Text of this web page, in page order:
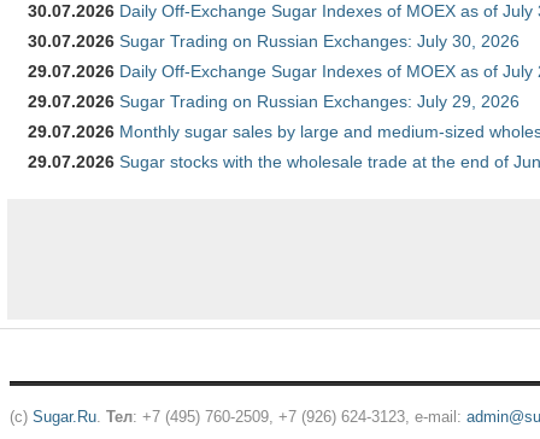
30.07.2026 Daily Off-Exchange Sugar Indexes of MOEX as of July
30.07.2026 Sugar Trading on Russian Exchanges: July 30, 2026
29.07.2026 Daily Off-Exchange Sugar Indexes of MOEX as of July
29.07.2026 Sugar Trading on Russian Exchanges: July 29, 2026
29.07.2026 Monthly sugar sales by large and medium-sized
29.07.2026 Sugar stocks with the wholesale trade at the end of
(c) Sugar.Ru. Тел: +7 (495) 760-2509, +7 (926) 624-3123, e-mail: